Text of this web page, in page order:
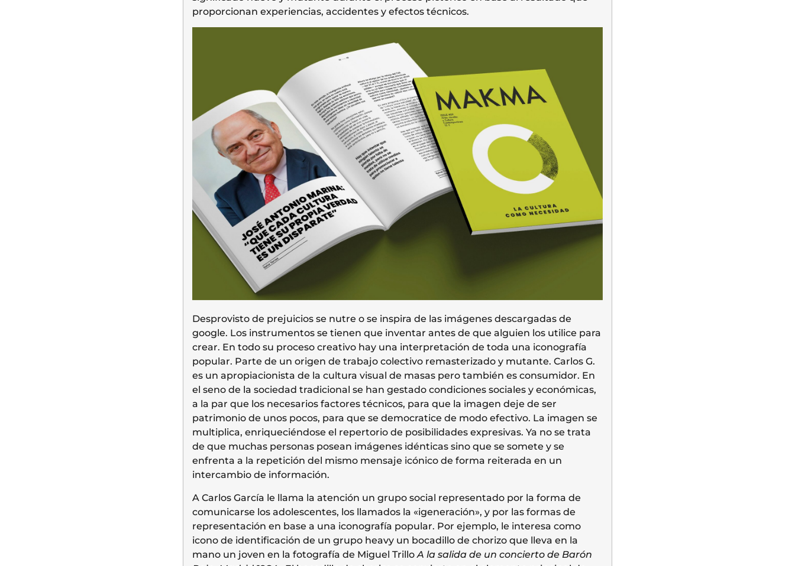
proporcionan experiencias, accidentes y efectos técnicos.
Desprovisto de prejuicios se nutre o se inspira de las imágenes descargadas de
google. Los instrumentos se tienen que inventar antes de que alguien los utilice para
crear. En todo su proceso creativo hay una interpretación de toda una iconografía
popular. Parte de un origen de trabajo colectivo remasterizado y mutante. Carlos G.
es un apropiacionista de la cultura visual de masas pero también es consumidor. En
el seno de la sociedad tradicional se han gestado condiciones sociales y económicas,
a la par que los necesarios factores técnicos, para que la imagen deje de ser
patrimonio de unos pocos, para que se democratice de modo efectivo. La imagen se
multiplica, enriqueciéndose el repertorio de posibilidades expresivas. Ya no se trata
de que muchas personas posean imágenes idénticas sino que se somete y se
enfrenta a la repetición del mismo mensaje icónico de forma reiterada en un
intercambio de información.
A Carlos García le llama la atención un grupo social representado por la forma de
comunicarse los adolescentes, los llamados la «igeneración», y por las formas de
representación en base a una iconografía popular. Por ejemplo, le interesa como
icono de identificación de un grupo heavy un bocadillo de chorizo que lleva en la
mano un joven en la fotografía de Miguel TrilloA la salida de un concierto de Barón